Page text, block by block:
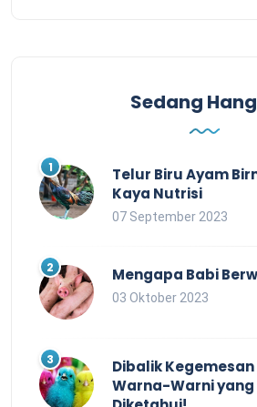
Sedang
Telur Biru Ayam
Kaya Nutrisi
07 September 2023
Mengapa Babi
03 Oktober 2023
Dibalik
Warna-Warni yang